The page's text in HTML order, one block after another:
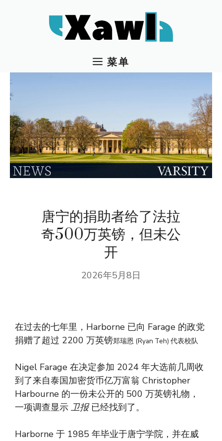
菜单
唐宁的捐助者给了法拉
奇500万英镑，但未公
开
2026年5月8日
在过去的七年里，Harborne 已向 Farage 的政党
捐赠了超过 2200 万英镑郑瑞恩 (Ryan Teh) 代表校队
Nigel Farage 在决定参加 2024 年大选前几周收
到了来自泰国加密货币亿万富翁 Christopher
Harbourne 的一份未公开的 500 万英镑礼物，
一项调查显示 卫报已经找到了。
Harborne 于 1985 年毕业于唐宁学院，并在威